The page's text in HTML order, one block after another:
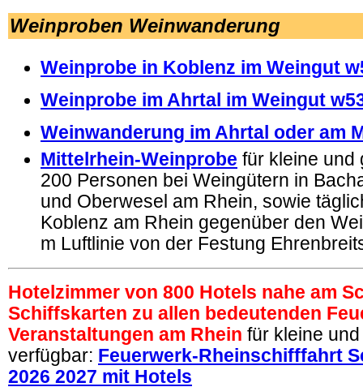
Weinproben Weinwanderung
Weinprobe in Koblenz im Weingut
Weinprobe im Ahrtal im Weingut
Weinwanderung im Ahrtal oder am
Mittelrhein-Weinprobe für kleine und
200 Personen bei Weingütern in
und Oberwesel am Rhein, sowie
Koblenz am Rhein gegenüber den
m Luftlinie von der Festung
Hotelzimmer von 800 Hotels nahe am
Schiffskarten zu allen bedeutenden
Veranstaltungen am Rhein für kleine
verfügbar: Feuerwerk-Rheinschifffahrt
2026 2027 mit Hotels